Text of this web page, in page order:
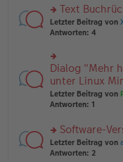
ger
B
ei
tr
g
el
es
e
er
B
ei
tr
a
g
rs
te
u
n
g
el
es
e
er
B
ei
tr
Text
Letzter Beitrag von
Antworten: 4
rs
te
r
u
n
el
es
e
Dialog "Mehr
unter Linux
Letzter Beitrag von
Antworten: 1
rs
te
Software-
Letzter Beitrag von
Antworten: 2